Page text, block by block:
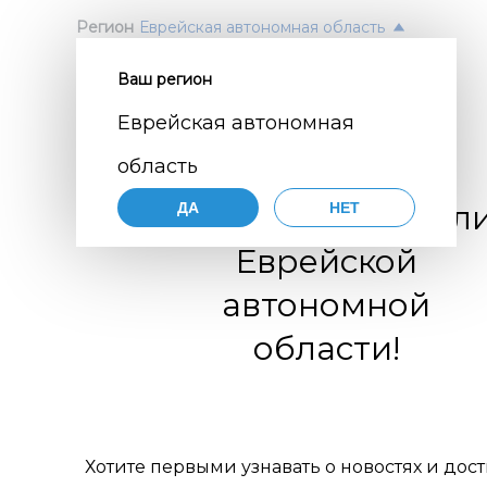
Регион Еврейская автономная область
Ваш регион
Еврейская автономная
область
ДА НЕТ
Уважаемые
Еврейской
автономной
области!
Хотите первыми узнавать о новостях и
Нажимая
по
Цели
1.